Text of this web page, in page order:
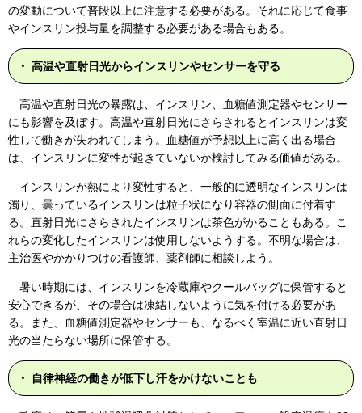
の変動について普段以上に注意する必要がある。それに応じて食事
やインスリン投与量を調整する必要がある場合もある。
・ 高温や直射日光からインスリンやセンサーを守る
高温や直射日光の暴露は、インスリン、血糖値測定器やセンサー
にも影響を及ぼす。高温や直射日光にさらされるとインスリンは変
性して働きが失われてしまう。血糖値が予想以上に高く出る場合
は、インスリンに変性が起きていないか検討してみる価値がある。
インスリンが熱により変性すると、一般的に透明なインスリンは
濁り、曇っているインスリンは粒子状になり容器の側面に付着す
る。直射日光にさらされたインスリンは茶色がかることもある。こ
れらの変化したインスリンは使用しないようする。不明な場合は、
主治医やかかりつけの看護師、薬剤師に相談しよう。
暑い時期には、インスリンを冷蔵庫やクールバッグに保管すると
安心できるが、その場合は凍結しないように気を付ける必要があ
る。また、血糖値測定器やセンサーも、なるべく室温に近い直射日
光の当たらない場所に保管する。
・ 自律神経の働きが低下し汗をかけないことも